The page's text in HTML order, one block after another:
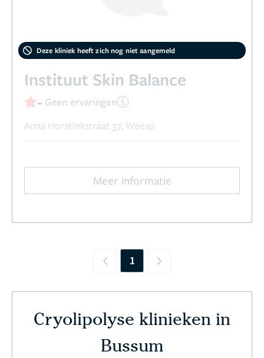
Deze kliniek heeft zich nog niet aangemeld
Instituut Skin Balance
- Geen ervaringen
Anna Horstinkstraat 37, Weesp
Meer informatie
Previous
1 Next
Cryolipolyse klinieken in
Bussum